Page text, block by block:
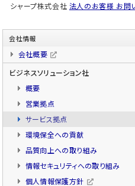
シャープ株式会社 法人のお客様 お問
会社情報
会社概要
ビジネスソリューション社
概要
営業拠点
サービス拠点
環境保全への貢献
品質向上への取り組み
情報セキュリティへの取り組み
個人情報保護方針